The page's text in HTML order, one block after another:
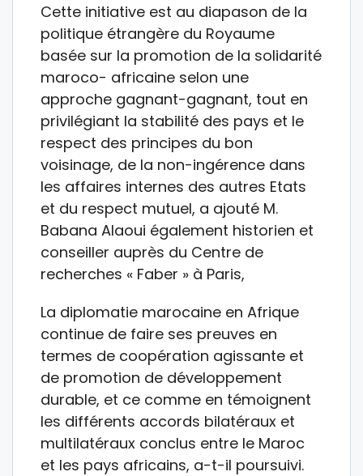
Cette initiative est au diapason de la
politique étrangère du Royaume
basée sur la promotion de la solidarité
maroco- africaine selon une
approche gagnant-gagnant, tout en
privilégiant la stabilité des pays et le
respect des principes du bon
voisinage, de la non-ingérence dans
les affaires internes des autres Etats
et du respect mutuel, a ajouté M.
Babana Alaoui également historien et
conseiller auprès du Centre de
recherches « Faber » à Paris,
La diplomatie marocaine en Afrique
continue de faire ses preuves en
termes de coopération agissante et
de promotion de développement
durable, et ce comme en témoignent
les différents accords bilatéraux et
multilatéraux conclus entre le Maroc
et les pays africains, a-t-il poursuivi.